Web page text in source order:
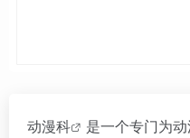
动漫科
是一个专门为